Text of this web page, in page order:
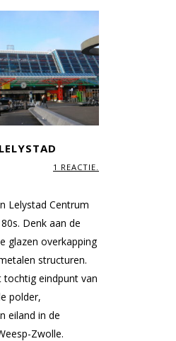
1 REACTIE.
Lelystad Centrum
Denk aan de
glazen overkapping
structuren.
eindpunt van
polder,
eiland in de
Zwolle.